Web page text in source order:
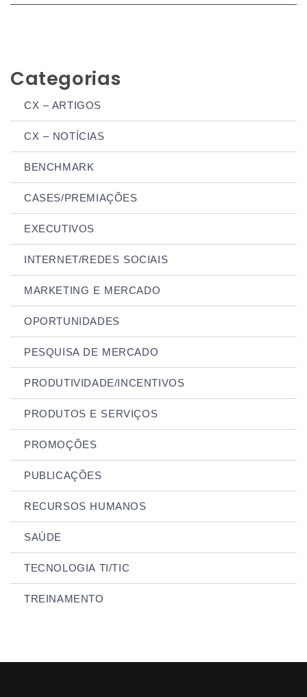
Categorias
CX – ARTIGOS
CX – NOTÍCIAS
BENCHMARK
CASES/PREMIAÇÕES
EXECUTIVOS
INTERNET/REDES SOCIAIS
MARKETING E MERCADO
OPORTUNIDADES
PESQUISA DE MERCADO
PRODUTIVIDADE/INCENTIVOS
PRODUTOS E SERVIÇOS
PROMOÇÕES
PUBLICAÇÕES
RECURSOS HUMANOS
SAÚDE
TECNOLOGIA TI/TIC
TREINAMENTO